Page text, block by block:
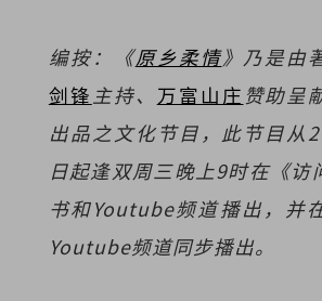
编按：《原乡柔情》乃是由
剑锋 主持、 万富山庄 赞助呈
出品之文化节目，此节目从
日起逢双周三晚上9时在《访
书和Youtube频道播出，并
Youtube频道同步播出。